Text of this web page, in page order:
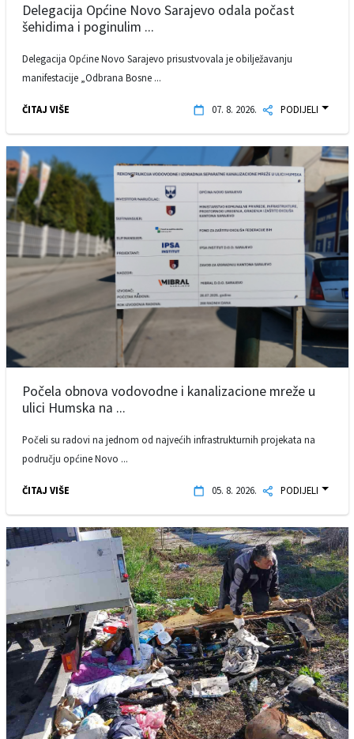
Delegacija Općine Novo Sarajevo odala počast
šehidima i poginulim ...
Delegacija Općine Novo Sarajevo prisustvovala je obilježavanju
manifestacije „Odbrana Bosne ...
ČITAJ VIŠE 07. 8. 2026. PODIJELI
Počela obnova vodovodne i kanalizacione mreže u
ulici Humska na ...
Počeli su radovi na jednom od najvećih infrastrukturnih projekata na
području općine Novo ...
ČITAJ VIŠE 05. 8. 2026. PODIJELI